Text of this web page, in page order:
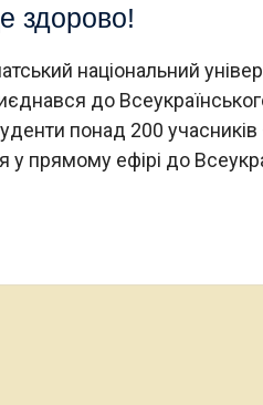
здорово!
національний
до
понад 200 учасників
прямому ефірі до